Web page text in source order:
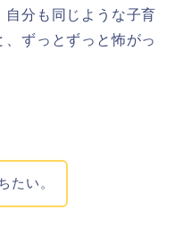
自分も同じような子育
ずっとずっと怖がっ
たい。